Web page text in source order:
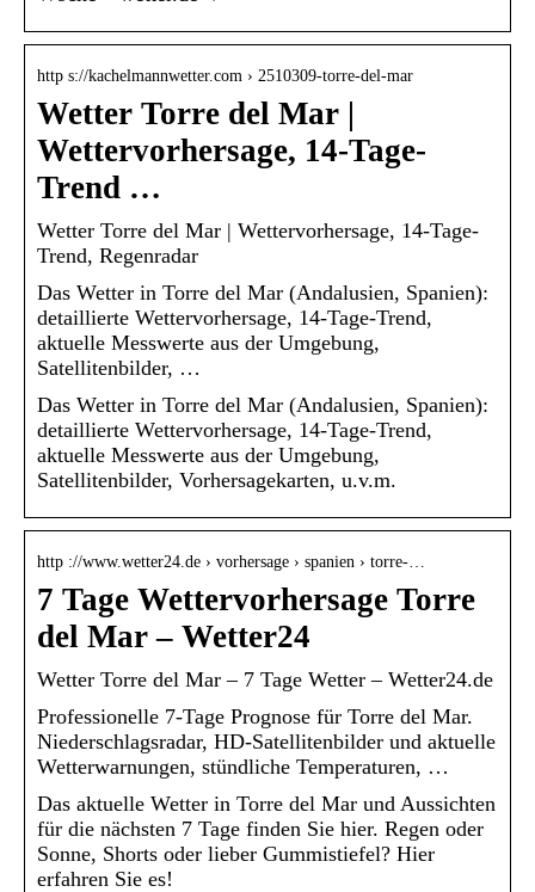
http s://kachelmannwetter.com › 2510309-torre-del-mar
Wetter Torre del Mar |
Wettervorhersage, 14-Tage-
Trend …
Wetter Torre del Mar | Wettervorhersage, 14-Tage-
Trend, Regenradar
Das Wetter in Torre del Mar (Andalusien, Spanien):
detaillierte Wettervorhersage, 14-Tage-Trend,
aktuelle Messwerte aus der Umgebung,
Satellitenbilder, …
Das Wetter in Torre del Mar (Andalusien, Spanien):
detaillierte Wettervorhersage, 14-Tage-Trend,
aktuelle Messwerte aus der Umgebung,
Satellitenbilder, Vorhersagekarten, u.v.m.
http ://www.wetter24.de › vorhersage › spanien › torre-…
7 Tage Wettervorhersage Torre
del Mar – Wetter24
Wetter Torre del Mar – 7 Tage Wetter – Wetter24.de
Professionelle 7-Tage Prognose für Torre del Mar.
Niederschlagsradar, HD-Satellitenbilder und aktuelle
Wetterwarnungen, stündliche Temperaturen, …
Das aktuelle Wetter in Torre del Mar und Aussichten
für die nächsten 7 Tage finden Sie hier. Regen oder
Sonne, Shorts oder lieber Gummistiefel? Hier
erfahren Sie es!